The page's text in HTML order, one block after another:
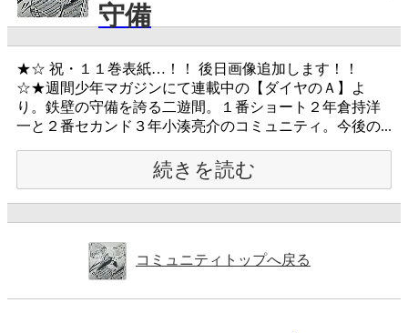
守備
★☆ 祝・１１巻表紙…！！ 後日画像追加します！！
☆★週間少年マガジンにて連載中の【ダイヤのＡ】よ
り。鉄壁の守備を誇る二遊間。１番ショート２年倉持洋
一と２番セカンド３年小湊亮介のコミュニティ。今後の...
続きを読む
コミュニティトップへ戻る